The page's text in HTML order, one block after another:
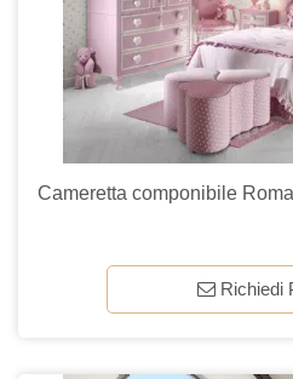
Cameretta componibile
Richiedi